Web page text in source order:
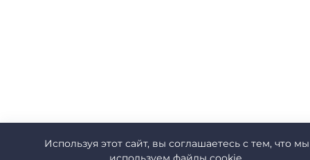
Используя этот сайт, вы соглашаетесь с тем, что мы